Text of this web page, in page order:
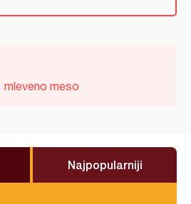
mleveno meso
Najpopularniji